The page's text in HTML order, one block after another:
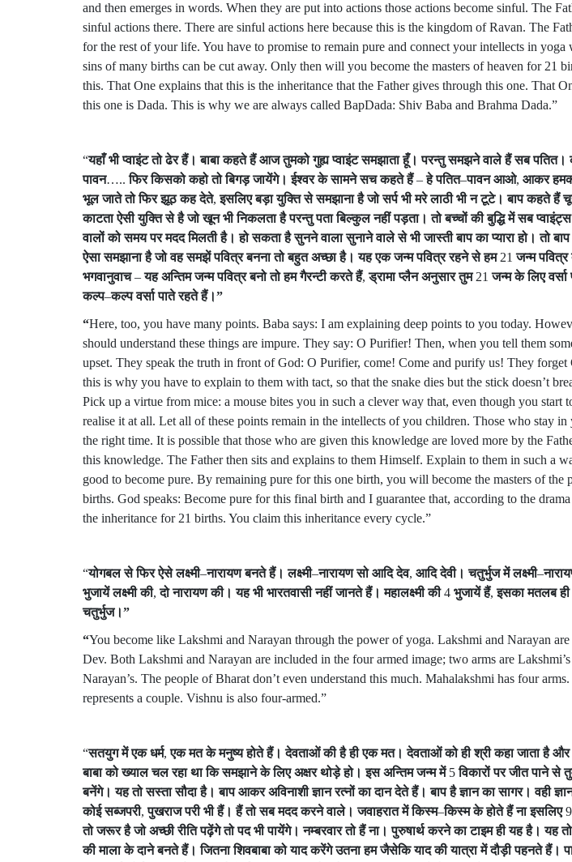
and then emerges in words. When they are put into actions those actions become sinful. The
sinful actions there. There are sinful actions here because this is the kingdom of Ravan. The
for the rest of your life. You have to promise to remain pure and connect your intellects in
sins of many births can be cut away. Only then will you become the masters of heaven for 21
this. That One explains that this is the inheritance that the Father gives through this one. That
this one is Dada. This is why we are always called BapDada: Shiv Baba and Brahma Dada.”
“यहाँ भी प्वाइंट तो ढेर हैं। बाबा कहते हैं आज तुमको गुह्य प्वाइंट समझाता हूँ। परन्तु समझने वाले हैं सब पतित।
पावन…..फिर किसको कहो तो बिगड़ जायेंगे। ईश्वर के सामने सच कहते हैं–हे पतित–पावन आओ, आकर
भूल जाते तो फिर झूठ कह देते,इसलिए बड़ा युक्ति से समझाना है जो सर्प भी मरे लाठी भी न टूटे। बाप कहते हैं
काटता ऐसी युक्ति से है जो खून भी निकलता है परन्तु पता बिल्कुल नहीं पड़ता। तो बच्चों की बुद्धि में सब प्वाइंट्स
वालों को समय पर मदद मिलती है। हो सकता है सुनने वाला सुनाने वाले से भी जास्ती बाप का प्यारा हो। तो बाप
ऐसा समझाना है जो वह समझें पवित्र बनना तो बहुत अच्छा है। यह एक जन्म पवित्र रहने से हम21जन्म पवित्र
भगवानुवाच–यह अन्तिम जन्म पवित्र बनो तो हम गैरन्टी करते हैं,ड्रामा प्लैन अनुसार तुम21जन्म के लिए वर्सा
कल्प–कल्प वर्सा पाते रहते हैं।”
“Here, too, you have many points. Baba says: I am explaining deep points to you today.
should understand these things are impure. They say: O Purifier! Then, when you tell them
upset. They speak the truth in front of God: O Purifier, come! Come and purify us! They forget
this is why you have to explain to them with tact, so that the snake dies but the stick doesn’t
Pick up a virtue from mice: a mouse bites you in such a clever way that, even though you start
realise it at all. Let all of these points remain in the intellects of you children. Those who stay in
the right time. It is possible that those who are given this knowledge are loved more by the
this knowledge. The Father then sits and explains to them Himself. Explain to them in such a
good to become pure. By remaining pure for this one birth, you will become the masters of the
births. God speaks: Become pure for this final birth and I guarantee that, according to the
the inheritance for 21 births. You claim this inheritance every cycle.”
“योगबल से फिर ऐसे लक्ष्मी–नारायण बनते हैं। लक्ष्मी–नारायण सो आदि देव, आदि देवी। चतुर्भुज में लक्ष्मी–
भुजायें लक्ष्मी की,दो नारायण की। यह भी भारतवासी नहीं जानते हैं। महालक्ष्मी की4 भुजायें हैं,इसका मतलब ही
चतुर्भुज।”
“You become like Lakshmi and Narayan through the power of yoga. Lakshmi and Narayan
Dev. Both Lakshmi and Narayan are included in the four armed image; two arms are
Narayan’s. The people of Bharat don’t even understand this much. Mahalakshmi has four
represents a couple. Vishnu is also four-armed.”
“सतयुग में एक धर्म,एक मत के मनुष्य होते हैं। देवताओं की है ही एक मत। देवताओं को ही श्री कहा जाता है और
बाबा को ख्याल चल रहा था कि समझाने के लिए अक्षर थोड़े हो। इस अन्तिम जन्म में5विकारों पर जीत पाने से
बनेंगे। यह तो सस्ता सौदा है। बाप आकर अविनाशी ज्ञान रत्नों का दान देते हैं। बाप है ज्ञान का सागर। वही
कोई सब्जपरी,पुखराज परी भी हैं। हैं तो सब मदद करने वाले। जवाहरात में किस्म–किस्म के होते हैं ना इसलिए
तो जरूर है जो अच्छी रीति पढ़ेंगे तो पद भी पायेंगे। नम्बरवार तो हैं ना। पुरुषार्थ करने का टाइम ही यह है। यह तो
की माला के दाने बनते हैं। जितना शिवबाबा को याद करेंगे उतना हम जैसेकि याद की यात्रा में दौड़ी पहनते हैं।